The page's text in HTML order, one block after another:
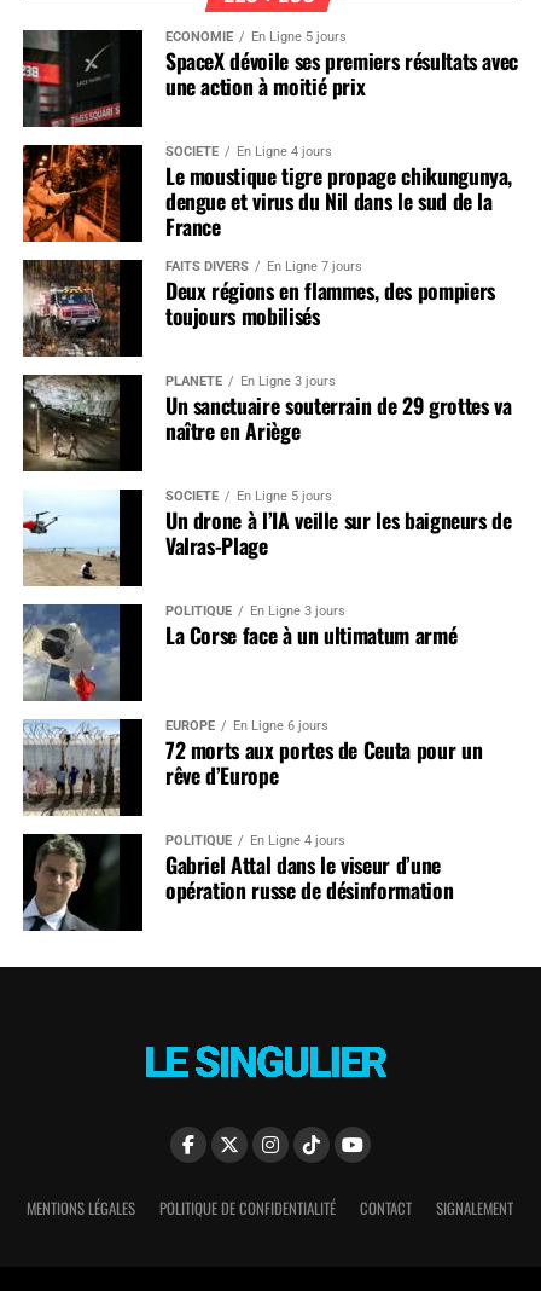
ÉCONOMIE En Ligne 5 jours
SpaceX dévoile ses premiers résultats avec
une action à moitié prix
SOCIÉTÉ En Ligne 4 jours
Le moustique tigre propage chikungunya,
dengue et virus du Nil dans le sud de la
France
FAITS DIVERS En Ligne 7 jours
Deux régions en flammes, des pompiers
toujours mobilisés
PLANÈTE En Ligne 3 jours
Un sanctuaire souterrain de 29 grottes va
naître en Ariège
SOCIÉTÉ En Ligne 5 jours
Un drone à l’IA veille sur les baigneurs de
Valras-Plage
POLITIQUE En Ligne 3 jours
La Corse face à un ultimatum armé
EUROPE En Ligne 6 jours
72 morts aux portes de Ceuta pour un
rêve d’Europe
POLITIQUE En Ligne 4 jours
Gabriel Attal dans le viseur d’une
opération russe de désinformation
MENTIONS LÉGALES POLITIQUE DE CONFIDENTIALITÉ CONTACT SIGNALEMENT